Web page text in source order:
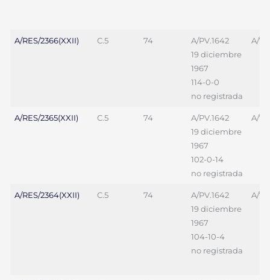
A/RES/2366(XXII) C.5 74
A/PV.1642
19 diciembre
1967
114-0-0
no registrada
A/
A/RES/2365(XXII) C.5 74
A/PV.1642
19 diciembre
1967
102-0-14
no registrada
A/
A/RES/2364(XXII) C.5 74
A/PV.1642
19 diciembre
1967
104-10-4
no registrada
A/